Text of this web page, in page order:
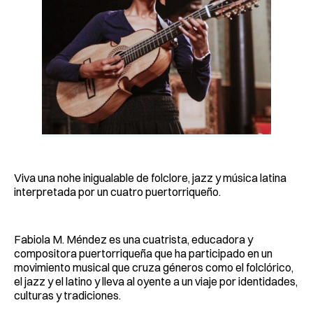
Viva una nohe inigualable de folclore, jazz y música latina
interpretada por un cuatro puertorriqueño.
Fabiola M. Méndez es una cuatrista, educadora y
compositora puertorriqueña que ha participado en un
movimiento musical que cruza géneros como el folclórico,
el jazz y el latino y lleva al oyente a un viaje por identidades,
culturas y tradiciones.